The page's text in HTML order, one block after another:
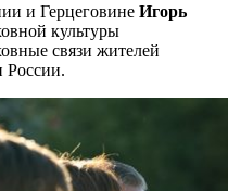
и Герцеговине Игорь
культуры
связи жителей
России.